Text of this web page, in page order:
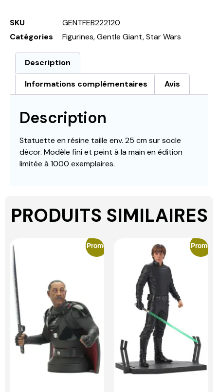
SKU
GENTFEB222120
Catégories
Figurines,Gentle Giant,Star Wars
Description
Informations complémentaires Avis
Description
Statuette en résine taille env. 25 cm sur socle
décor. Modèle fini et peint à la main en édition
limitée à 1000 exemplaires.
PRODUITS SIMILAIRES
Promo Promo